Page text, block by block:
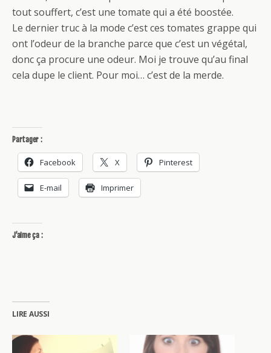
tout souffert, c’est une tomate qui a été boostée.
Le dernier truc à la mode c’est ces tomates grappe qui
ont l’odeur de la branche parce que c’est un végétal,
donc ça procure une odeur. Moi je trouve qu’au final
cela dupe le client. Pour moi… c’est de la merde.
Partager :
Facebook X Pinterest
E-mail Imprimer
J’aime ça :
LIRE AUSSI